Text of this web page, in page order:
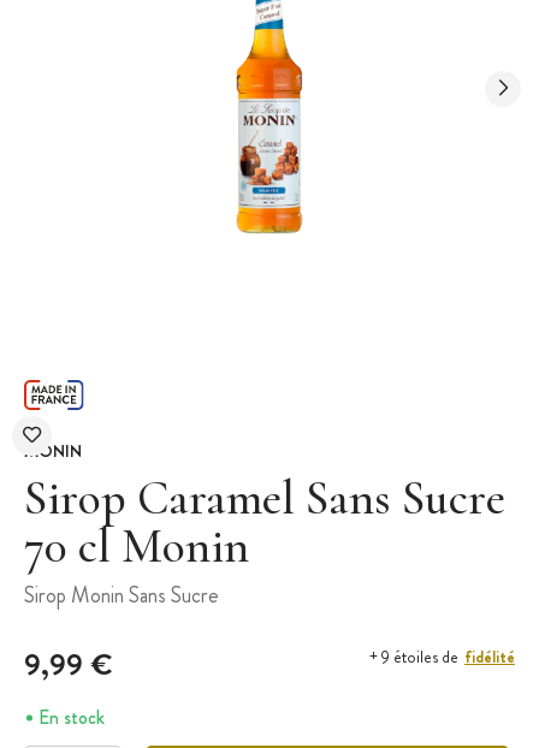
MONIN
Sirop Caramel Sans Sucre
70 cl Monin
Sirop Monin Sans Sucre
9,99 € + 9 étoiles de fidélité
En stock